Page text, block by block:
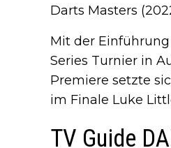
Darts Masters
Mit der
Series Turnier in
Premiere setzte
im Finale Luke
TV Guide